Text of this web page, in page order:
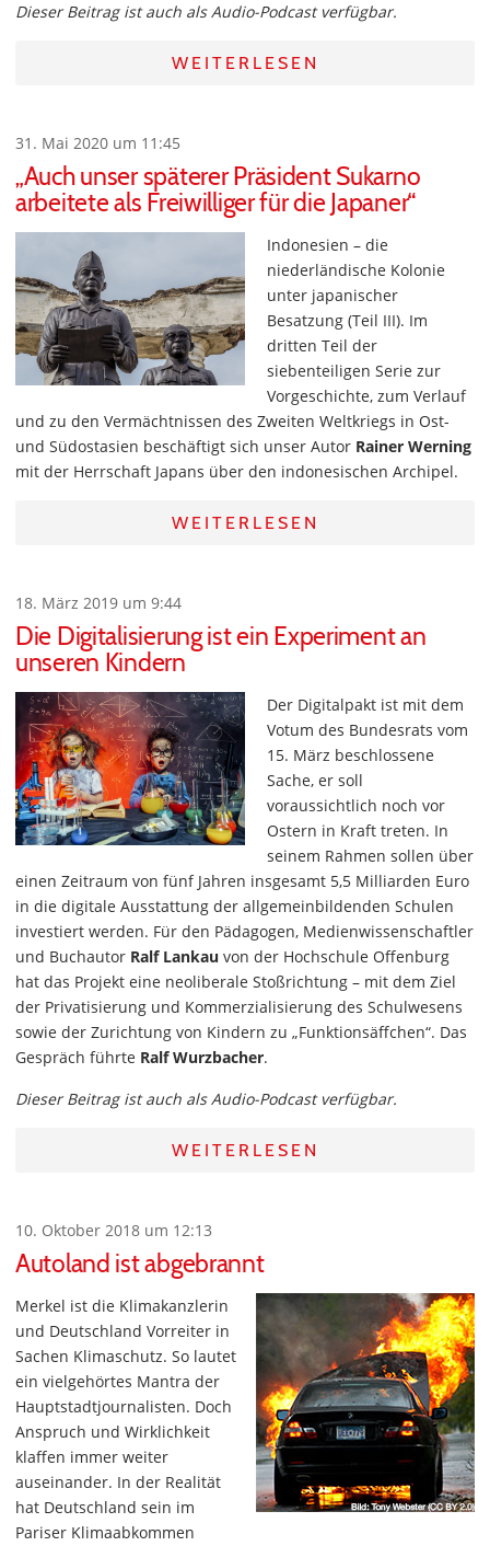
Dieser Beitrag ist auch als Audio-Podcast verfügbar.
WEITERLESEN
31. Mai 2020 um 11:45
„Auch unser späterer Präsident Sukarno
arbeitete als Freiwilliger für die Japaner“
Indonesien – die
niederländische Kolonie
unter japanischer
Besatzung (Teil III). Im
dritten Teil der
siebenteiligen Serie zur
Vorgeschichte, zum Verlauf
und zu den Vermächtnissen des Zweiten Weltkriegs in Ost-
und Südostasien beschäftigt sich unser Autor Rainer Werning
mit der Herrschaft Japans über den indonesischen Archipel.
WEITERLESEN
18. März 2019 um 9:44
Die Digitalisierung ist ein Experiment an
unseren Kindern
Der Digitalpakt ist mit dem
Votum des Bundesrats vom
15. März beschlossene
Sache, er soll
voraussichtlich noch vor
Ostern in Kraft treten. In
seinem Rahmen sollen über
einen Zeitraum von fünf Jahren insgesamt 5,5 Milliarden Euro
in die digitale Ausstattung der allgemeinbildenden Schulen
investiert werden. Für den Pädagogen, Medienwissenschaftler
und Buchautor Ralf Lankau von der Hochschule Offenburg
hat das Projekt eine neoliberale Stoßrichtung – mit dem Ziel
der Privatisierung und Kommerzialisierung des Schulwesens
sowie der Zurichtung von Kindern zu „Funktionsäffchen“. Das
Gespräch führte Ralf Wurzbacher.
Dieser Beitrag ist auch als Audio-Podcast verfügbar.
WEITERLESEN
10. Oktober 2018 um 12:13
Autoland ist abgebrannt
Merkel ist die Klimakanzlerin
und Deutschland Vorreiter in
Sachen Klimaschutz. So lautet
ein vielgehörtes Mantra der
Hauptstadtjournalisten. Doch
Anspruch und Wirklichkeit
klaffen immer weiter
auseinander. In der Realität
hat Deutschland sein im
Pariser Klimaabkommen